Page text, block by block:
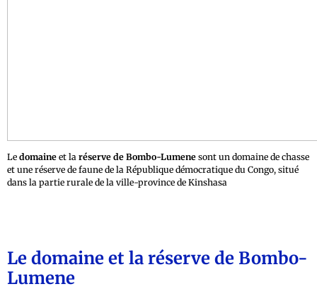
Le domaine et la réserve de Bombo-Lumene sont un domaine de chasse
et une réserve de faune de la République démocratique du Congo, situé
dans la partie rurale de la ville-province de Kinshasa
Le domaine et la réserve de Bombo-
Lumene